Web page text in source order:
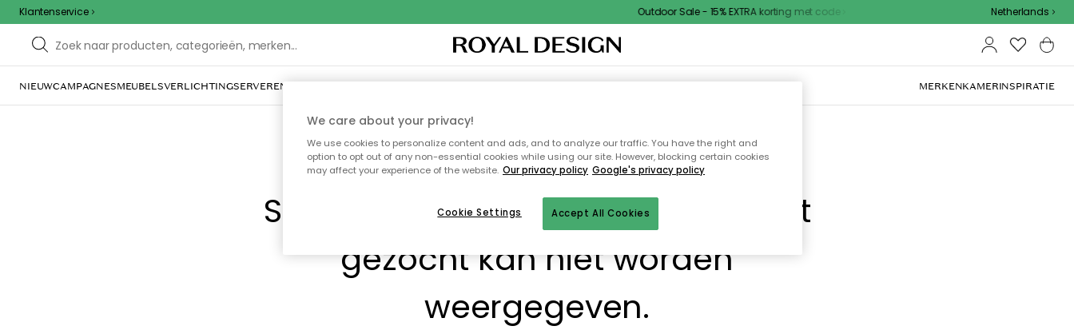
Klantenservice Outdoor Sale - 15% EXTRA korting met code Netherlands
NIEUWCAMPAGNESMEUBELSVERLICHTINGSERVEREN & TAFELGEREIWOONDECORATIETEXTIEL & VLOERKLEDENKEUKENBUITENMEUBELS MERKENKAMERINSPIRATIE
Sorry! De pagina waarnaar je hebt
gezocht kan niet worden
weergegeven.
We care about your privacy!
We use cookies to personalize content and ads, and to analyze our traffic. You have the right and
option to opt out of any non-essential cookies while using our site. However, blocking certain cookies
may affect your experience of the website. Our privacy policy Google's privacy policy
Accept All Cookies
Cookie Settings